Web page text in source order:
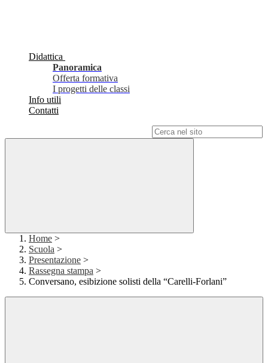
Didattica
Panoramica
Offerta formativa
I progetti delle classi
Info utili
Contatti
Home >
Scuola >
Presentazione >
Rassegna stampa >
Conversano, esibizione solisti della “Carelli-Forlani”